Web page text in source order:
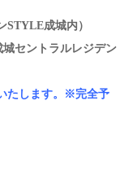
成城内）
城セントラルレジデン
します。
※完全予